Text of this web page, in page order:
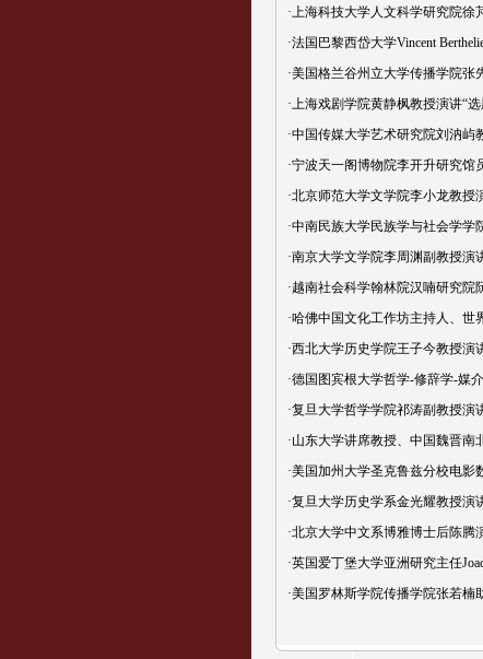
·上海科技大学人文科学研究院徐
·法国巴黎西岱大学Vincent
·美国格兰谷州立大学传播学院张
·上海戏剧学院黄静枫教授演讲“
·中国传媒大学艺术研究院刘汭屿
·宁波天一阁博物院李开升研究馆
·北京师范大学文学院李小龙教授
·中南民族大学民族学与社会学
·南京大学文学院李周渊副教授演
·越南社会科学翰林院汉喃研究
·哈佛中国文化工作坊主持人、世
·西北大学历史学院王子今教授演
·德国图宾根大学哲学-修辞学-媒
·复旦大学哲学学院祁涛副教授演
·山东大学讲席教授、中国魏晋南
·美国加州大学圣克鲁兹分校电影
·复旦大学历史学系金光耀教授演
·北京大学中文系博雅博士后陈腾
·英国爱丁堡大学亚洲研究主任
·美国罗林斯学院传播学院张若楠